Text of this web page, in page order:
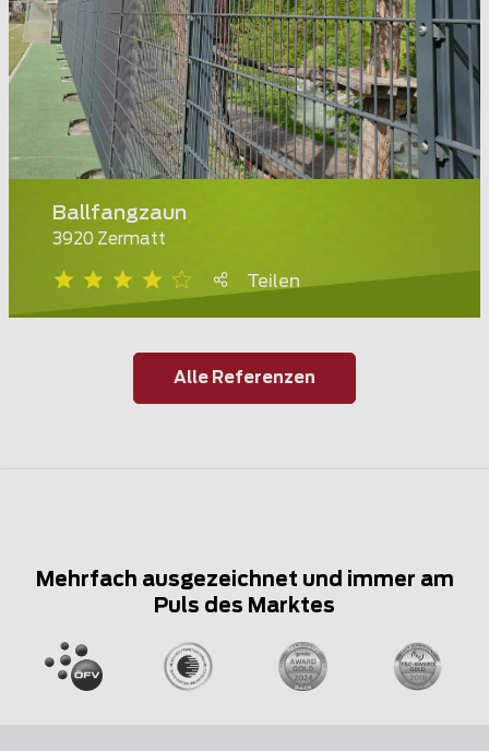
Ballfangzaun
3920 Zermatt
Teilen
Alle Referenzen
Mehrfach ausgezeichnet und immer am
Puls des Marktes